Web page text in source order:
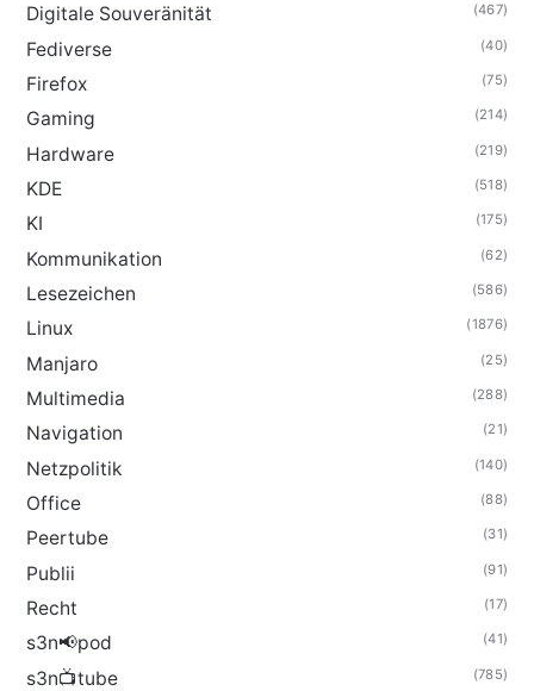
Digitale Souveränität (467)
Fediverse (40)
Firefox (75)
Gaming (214)
Hardware (219)
KDE (518)
KI (175)
Kommunikation (62)
Lesezeichen (586)
Linux (1876)
Manjaro (25)
Multimedia (288)
Navigation (21)
Netzpolitik (140)
Office (88)
Peertube (31)
Publii (91)
Recht (17)
s3n📢pod (41)
s3n📺tube (785)